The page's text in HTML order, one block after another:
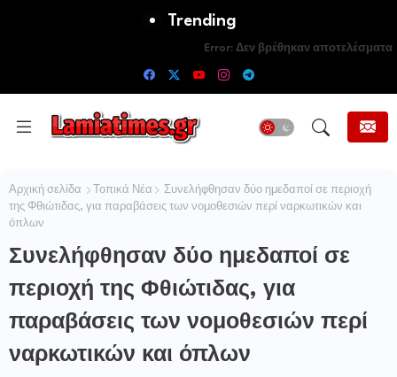
Trending
Error: Δεν βρέθηκαν αποτελέσματα
Αρχική σελίδα Τοπικά Νέα
Συνελήφθησαν δύο ημεδαποί σε περιοχή
της Φθιώτιδας, για παραβάσεις των νομοθεσιών περί ναρκωτικών και
όπλων
Συνελήφθησαν δύο ημεδαποί σε
περιοχή της Φθιώτιδας, για
παραβάσεις των νομοθεσιών περί
ναρκωτικών και όπλων